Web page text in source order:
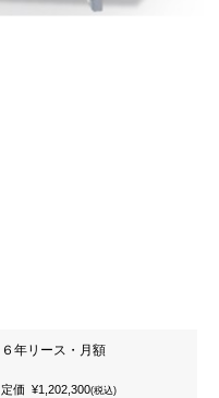
６年リース・月額
定価 ¥1,202,300(税込)